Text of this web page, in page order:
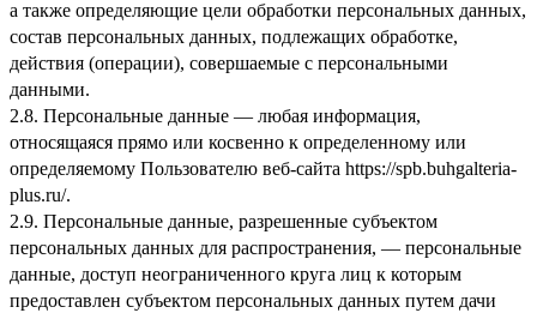
а также определяющие цели обработки персональных данных,
состав персональных данных, подлежащих обработке,
действия (операции), совершаемые с персональными
данными.
2.8. Персональные данные — любая информация,
относящаяся прямо или косвенно к определенному или
определяемому Пользователю веб-сайта https://spb.buhgalteria-
plus.ru/.
2.9. Персональные данные, разрешенные субъектом
персональных данных для распространения, — персональные
данные, доступ неограниченного круга лиц к которым
предоставлен субъектом персональных данных путем дачи